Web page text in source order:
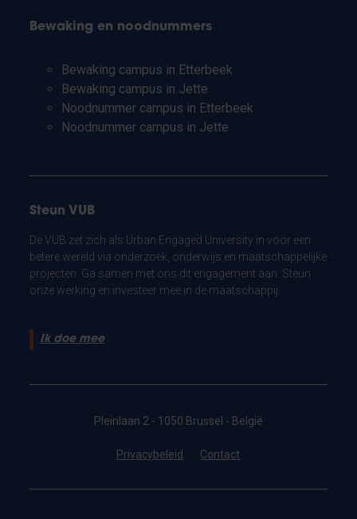
Bewaking en noodnummers
Bewaking campus in Etterbeek
Bewaking campus in Jette
Noodnummer campus in Etterbeek
Noodnummer campus in Jette
Steun VUB
De VUB zet zich als Urban Engaged University in voor een
betere wereld via onderzoek, onderwijs en maatschappelijke
projecten. Ga samen met ons dit engagement aan. Steun
onze werking en investeer mee in de maatschappij.
Ik doe mee
Pleinlaan 2 - 1050 Brussel - België
Privacybeleid Contact